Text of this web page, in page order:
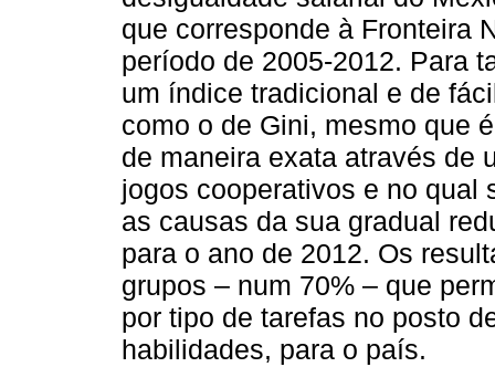
que corresponde à Fronteira
período de 2005-2012. Para
um índice tradicional e de
como o de Gini, mesmo que
de maneira exata através de
jogos cooperativos e no qual
as causas da sua gradual
para o ano de 2012. Os
grupos – num 70% – que
por tipo de tarefas no posto
habilidades, para o país.